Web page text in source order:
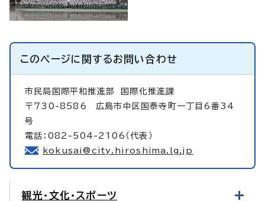
このページに関するお問い合わせ
市民局国際平和推進部
国際化推進課
〒730-8586 広島市中区国泰寺町一丁目6番34
号
電話：082-504-2106（代表）
kokusai@city.hiroshima.lg.jp
観光・文化・スポーツ